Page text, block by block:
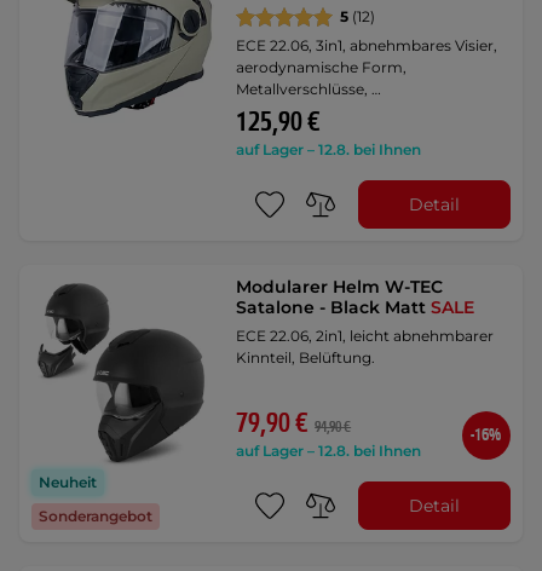
5 (12)
ECE 22.06, 3in1, abnehmbares Visier,
aerodynamische Form,
Metallverschlüsse, …
125,90 €
auf Lager – 12.8. bei Ihnen
Detail
Neuheit
Sonderangebot
Modularer Helm W-TEC
Satalone - Black MattSALE
ECE 22.06, 2in1, leicht abnehmbarer
Kinnteil, Belüftung.
79,90 € 94,90 €
auf Lager – 12.8. bei Ihnen
-16%
Detail